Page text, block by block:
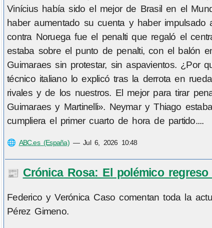
Vinícius había sido el mejor de Brasil en el
haber aumentado su cuenta y haber
contra Noruega fue el penalti que regaló el
estaba sobre el punto de penalti, con el balón
Guimaraes sin protestar, sin aspavientos. ¿Por
técnico italiano lo explicó tras la derrota en
rivales y de los nuestros. El mejor para tirar
Guimaraes y Martinelli». Neymar y Thiago
cumpliera el primer cuarto de hora de partido....
🌐 ABC.es (España)—Jul 6, 2026 10:48
📰 Crónica Rosa: El polémico
Federico y Verónica Caso comentan toda la
Pérez Gimeno.